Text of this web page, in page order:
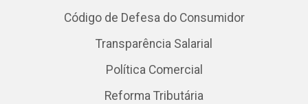
Código de Defesa do Consumidor
Transparência Salarial
Política Comercial
Reforma Tributária